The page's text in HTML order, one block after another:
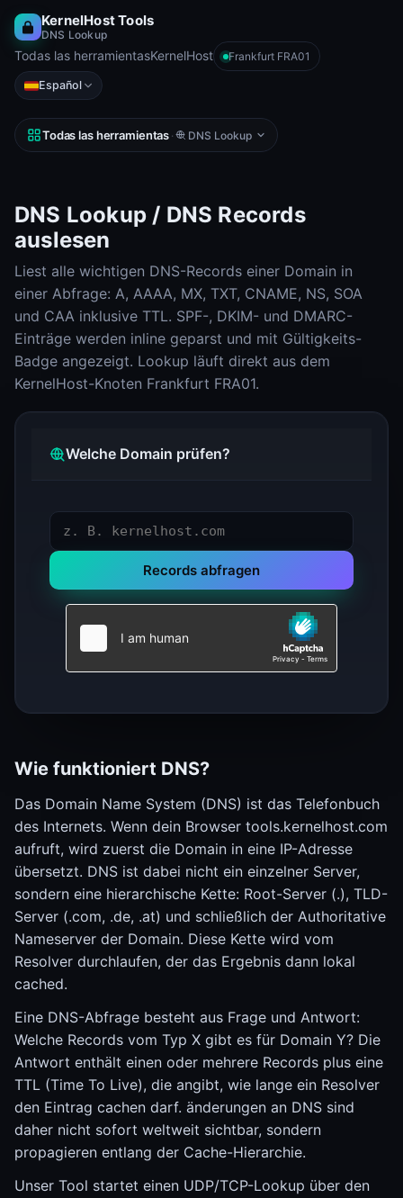
KernelHost Tools
DNS Lookup
Todas las herramientasKernelHost Frankfurt FRA01
Español
Todas las herramientas · DNS Lookup
DNS Lookup / DNS Records
auslesen
Liest alle wichtigen DNS-Records einer Domain in
einer Abfrage: A, AAAA, MX, TXT, CNAME, NS, SOA
und CAA inklusive TTL. SPF-, DKIM- und DMARC-
Einträge werden inline geparst und mit Gültigkeits-
Badge angezeigt. Lookup läuft direkt aus dem
KernelHost-Knoten Frankfurt FRA01.
Welche Domain prüfen?
Records abfragen
Wie funktioniert DNS?
Das Domain Name System (DNS) ist das Telefonbuch
des Internets. Wenn dein Browser tools.kernelhost.com
aufruft, wird zuerst die Domain in eine IP-Adresse
übersetzt. DNS ist dabei nicht ein einzelner Server,
sondern eine hierarchische Kette: Root-Server (.), TLD-
Server (.com, .de, .at) und schließlich der Authoritative
Nameserver der Domain. Diese Kette wird vom
Resolver durchlaufen, der das Ergebnis dann lokal
cached.
Eine DNS-Abfrage besteht aus Frage und Antwort:
Welche Records vom Typ X gibt es für Domain Y? Die
Antwort enthält einen oder mehrere Records plus eine
TTL (Time To Live), die angibt, wie lange ein Resolver
den Eintrag cachen darf. änderungen an DNS sind
daher nicht sofort weltweit sichtbar, sondern
propagieren entlang der Cache-Hierarchie.
Unser Tool startet einen UDP/TCP-Lookup über den